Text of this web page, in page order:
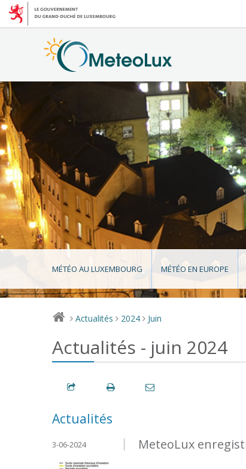
MÉTÉO AU LUXEMBOURG MÉTÉO EN EUROPE
> Actualités > 2024 > Juin
Actualités - juin 2024
Actualités
MeteoLux
3-06-2024